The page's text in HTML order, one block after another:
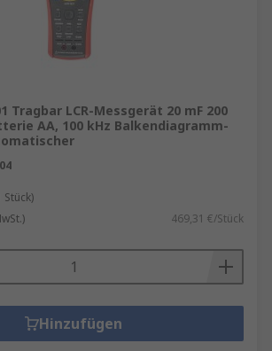
Tragbar LCR-Messgerät 20 mF 200
AA, 100 kHz Balkendiagramm-
469,31 €/Stück
Hinzufügen